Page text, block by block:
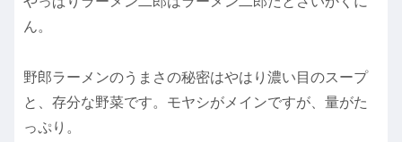
ん。
野郎ラーメンのうまさの秘密はやはり濃い目のスープ
と、存分な野菜です。モヤシがメインですが、量がた
っぷり。